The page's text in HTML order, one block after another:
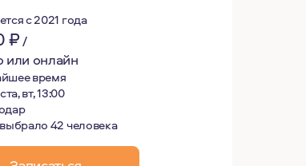
с 2021 года
₽/
или онлайн
время
вт, 13:00
42 человека